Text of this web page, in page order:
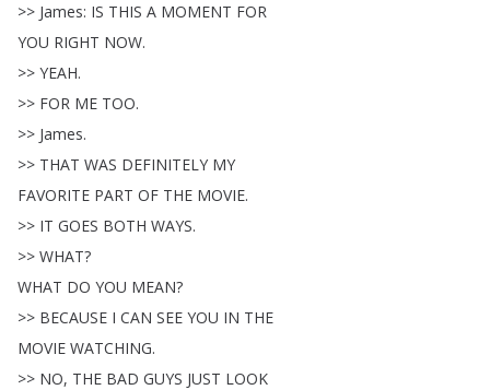
>> James: IS THIS A MOMENT FOR
YOU RIGHT NOW.
>> YEAH.
>> FOR ME TOO.
>> James.
>> THAT WAS DEFINITELY MY
FAVORITE PART OF THE MOVIE.
>> IT GOES BOTH WAYS.
>> WHAT?
WHAT DO YOU MEAN?
>> BECAUSE I CAN SEE YOU IN THE
MOVIE WATCHING.
>> NO, THE BAD GUYS JUST LOOK